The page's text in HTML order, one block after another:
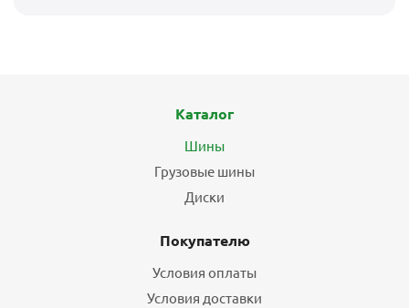
Каталог
Шины
Грузовые шины
Диски
Покупателю
Условия оплаты
Условия доставки